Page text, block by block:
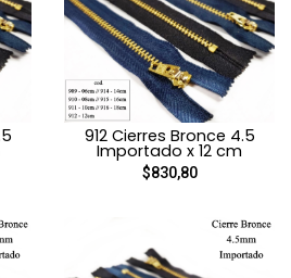
912 Cierres Bronce 4.5
Importado x 12 cm
$830,80